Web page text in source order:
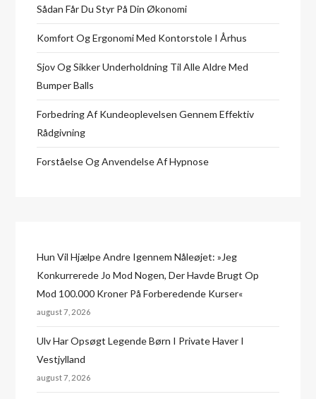
Sådan Får Du Styr På Din Økonomi
Komfort Og Ergonomi Med Kontorstole I Århus
Sjov Og Sikker Underholdning Til Alle Aldre Med
Bumper Balls
Forbedring Af Kundeoplevelsen Gennem Effektiv
Rådgivning
Forståelse Og Anvendelse Af Hypnose
Hun Vil Hjælpe Andre Igennem Nåleøjet: »Jeg
Konkurrerede Jo Mod Nogen, Der Havde Brugt Op
Mod 100.000 Kroner På Forberedende Kurser«
august 7, 2026
Ulv Har Opsøgt Legende Børn I Private Haver I
Vestjylland
august 7, 2026